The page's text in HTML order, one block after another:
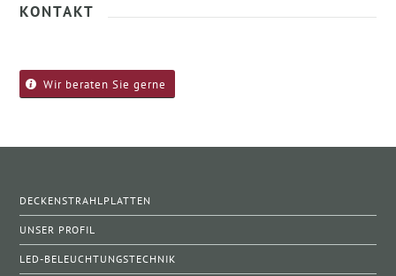
KONTAKT
Wir beraten Sie gerne
DECKENSTRAHLPLATTEN
UNSER PROFIL
LED-BELEUCHTUNGSTECHNIK